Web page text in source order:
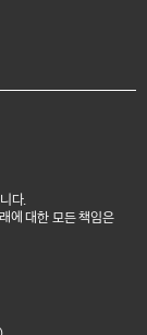
다.
에 대한 모든 책임은